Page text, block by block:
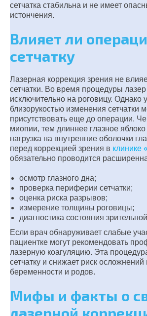
сетчатка стабильна и не имеет
истончения.
Влияет ли
сетчатку
Лазерная коррекция зрения не
сетчатки. Во время процедуры лазер
исключительно на роговицу. Однако
близорукостью изменения сетчатки
присутствовать еще до операции.
миопии, тем длиннее глазное
нагрузка на внутренние оболочки
перед коррекцией зрения в клинике
обязательно проводится
осмотр глазного дна;
проверка периферии сетчатки;
оценка риска разрывов;
измерение толщины роговицы;
диагностика состояния
Если врач обнаруживает слабые
пациентке могут рекомендовать
лазерную коагуляцию. Эта
сетчатку и снижает риск
беременности и родов.
Мифы и факты о